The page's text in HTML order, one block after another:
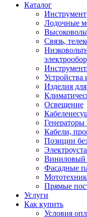
Каталог
Инструмент
Лодочные
Связь,
Устройства
Изделия
Освещение
Генераторы
Кабели,
Позиции
Виниловый
Фасадные
Прямые
Услуги
Как купить
Условия